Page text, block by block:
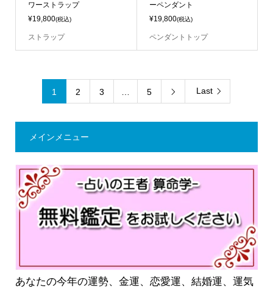
ワーストラップ
¥19,800(税込)
ストラップ
ーペンダント
¥19,800(税込)
ペンダントトップ
1 2 3 5  Last
メインメニュー
あなたの今年の運勢、金運、恋愛運、結婚運、運気